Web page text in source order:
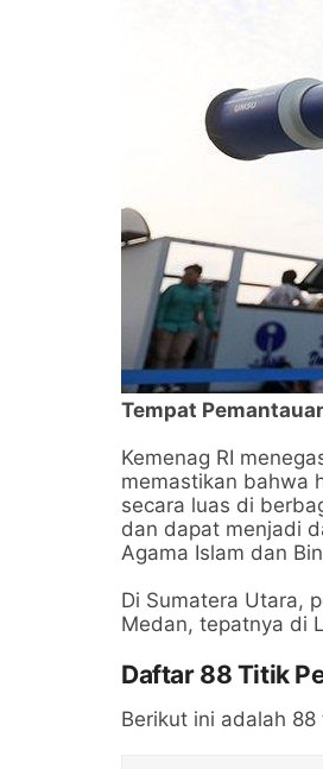
Tempat
Kemenag RI
memastikan bahwa
secara luas di
dan dapat menjadi
Agama Islam dan
Di Sumatera Utara,
Medan, tepatnya di
Daftar 88 Titik
Berikut ini adalah